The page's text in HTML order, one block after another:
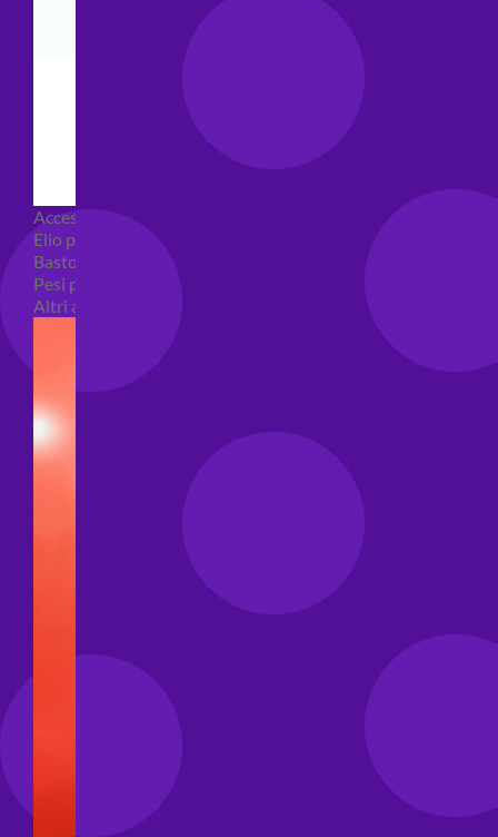
Accessori e Attrezzatura palloncini
Elio per palloncini
Bastoncini per palloncini
Pesi per palloncini
Altri accessori palloncini